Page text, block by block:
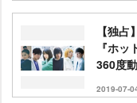
【独
『ホ
360度
2019-07-